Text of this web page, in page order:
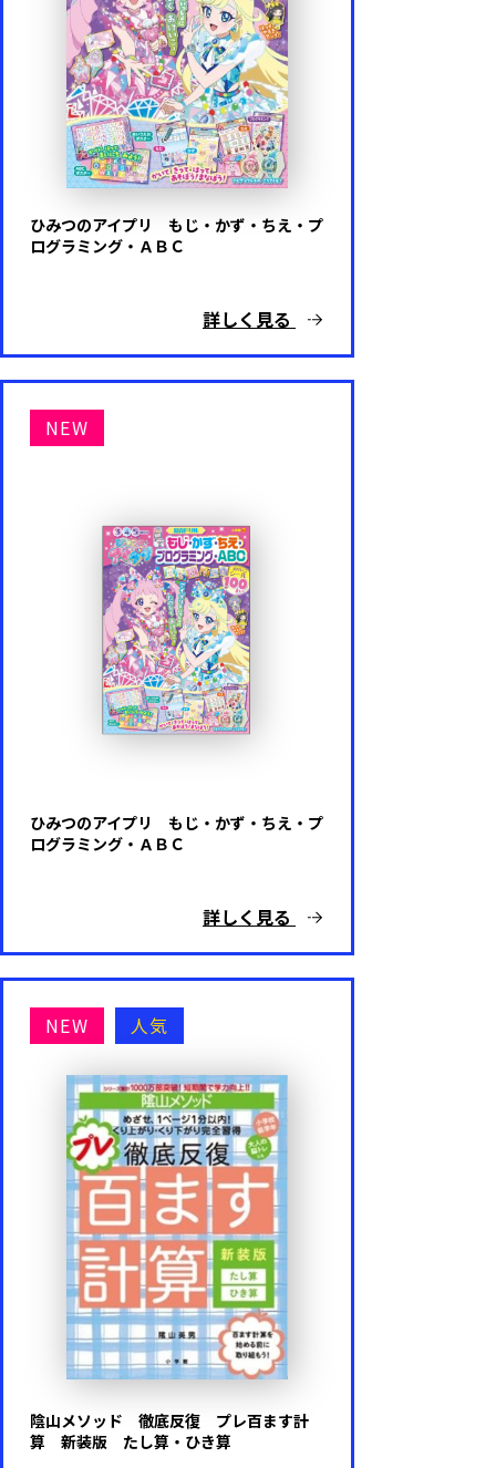
ひみつのアイプリ もじ・かず・ちえ・プ
ログラミング・ＡＢＣ
詳しく見る
NEW
ひみつのアイプリ もじ・かず・ちえ・プ
ログラミング・ＡＢＣ
詳しく見る
NEW 人気
陰山メソッド 徹底反復 プレ百ます計
算 新装版 たし算・ひき算